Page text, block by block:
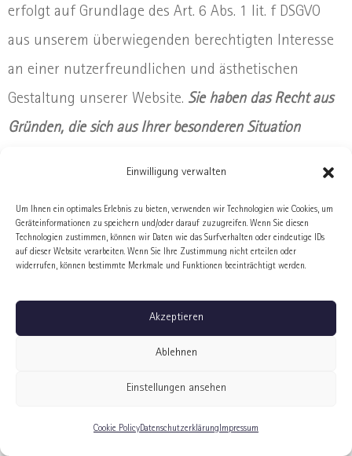
Einwilligung verwalten
Um Ihnen ein optimales Erlebnis zu bieten, verwenden wir Technologien wie Cookies, um
Geräteinformationen zu speichern und/oder darauf zuzugreifen. Wenn Sie diesen
Technologien zustimmen, können wir Daten wie das Surfverhalten oder eindeutige IDs
auf dieser Website verarbeiten. Wenn Sie Ihre Zustimmung nicht erteilen oder
widerrufen, können bestimmte Merkmale und Funktionen beeinträchtigt werden.
Akzeptieren
Ablehnen
Einstellungen ansehen
Cookie PolicyDatenschutzerklärungImpressum
erfolgt auf Grundlage des Art. 6 Abs. 1 lit. f DSGVO
aus unserem überwiegenden berechtigten Interesse
an einer nutzerfreundlichen und ästhetischen
Gestaltung unserer Website. Sie haben das Recht aus
Gründen, die sich aus Ihrer besonderen Situation
personenbezogener Daten durch eine Mitteilung an uns
zu widersprechen.
zum Datenschutz finden Sie unter